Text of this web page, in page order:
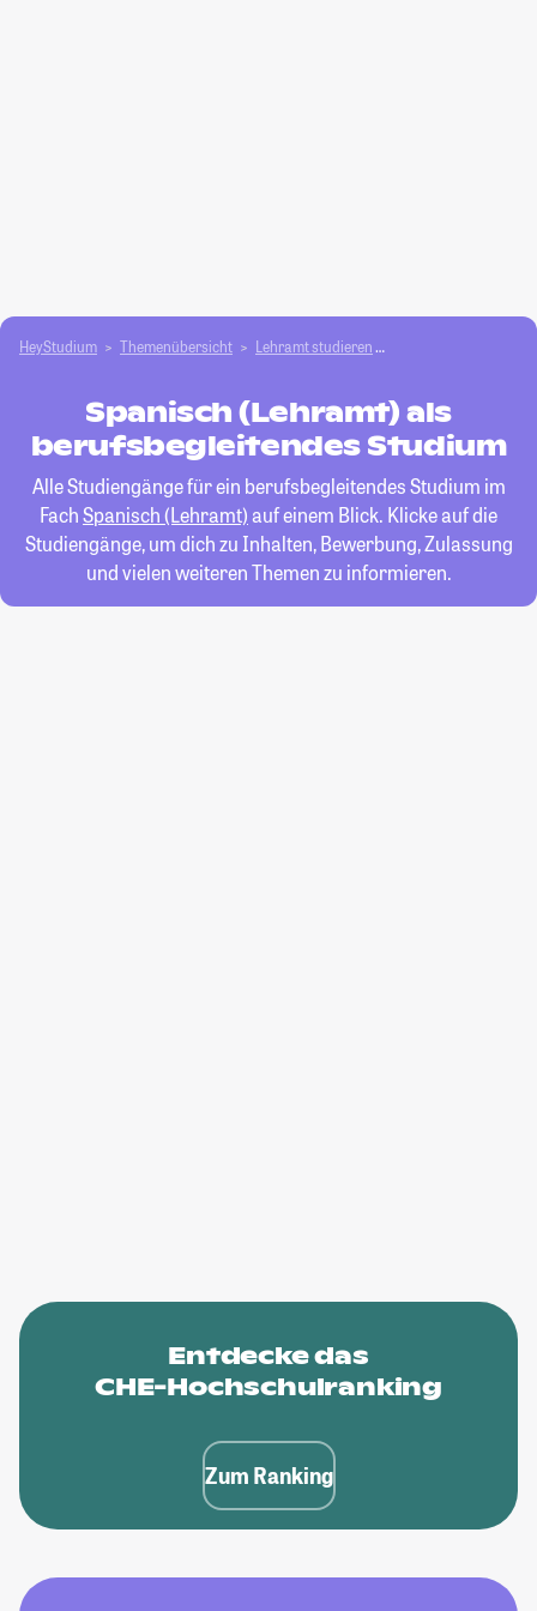
HeyStudium Themenübersicht Lehramt studieren
Spanisch (Lehramt) als
berufsbegleitendes Studium
Alle Studiengänge für ein berufsbegleitendes Studium im
FachSpanisch (Lehramt)auf einem Blick. Klicke auf die
Studiengänge, um dich zu Inhalten, Bewerbung, Zulassung
und vielen weiteren Themen zu informieren.
Entdecke das
CHE-Hochschulranking
Zum Ranking